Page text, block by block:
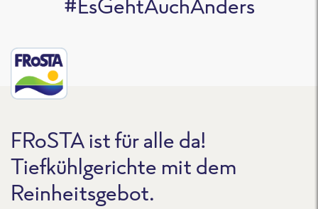
FRoSTA ist für alle da!
Tiefkühlgerichte mit dem
Reinheitsgebot.